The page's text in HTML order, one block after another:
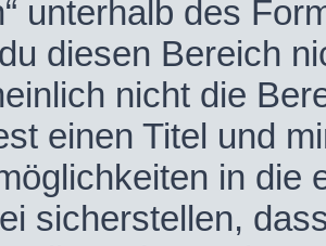
unterhalb des
diesen Bereich
nicht die
einen Titel und
in die
sicherstellen,